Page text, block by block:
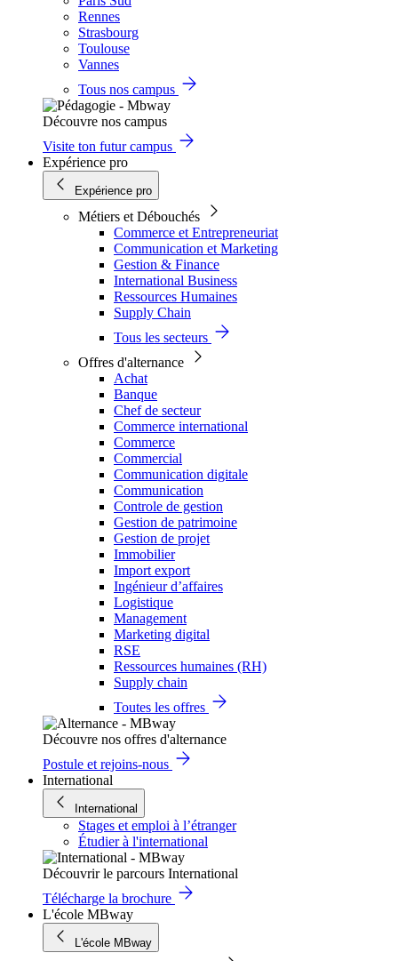
Rennes
Strasbourg
Toulouse
Vannes
Tous nos campus
Découvre nos campus
Visite ton futur campus
Expérience pro
Expérience pro
Métiers et Débouchés
Commerce et Entrepreneuriat
Communication et Marketing
Gestion & Finance
International Business
Ressources Humaines
Supply Chain
Tous les secteurs
Offres d'alternance
Achat
Banque
Chef de secteur
Commerce international
Commerce
Commercial
Communication digitale
Communication
Controle de gestion
Gestion de patrimoine
Gestion de projet
Immobilier
Import export
Ingénieur d’affaires
Logistique
Management
Marketing digital
RSE
Ressources humaines (RH)
Supply chain
Toutes les offres
Découvre nos offres d'alternance
Postule et rejoins-nous
International
International
Stages et emploi à l’étranger
Étudier à l'international
Découvrir le parcours International
Télécharge la brochure
L'école MBway
L'école MBway